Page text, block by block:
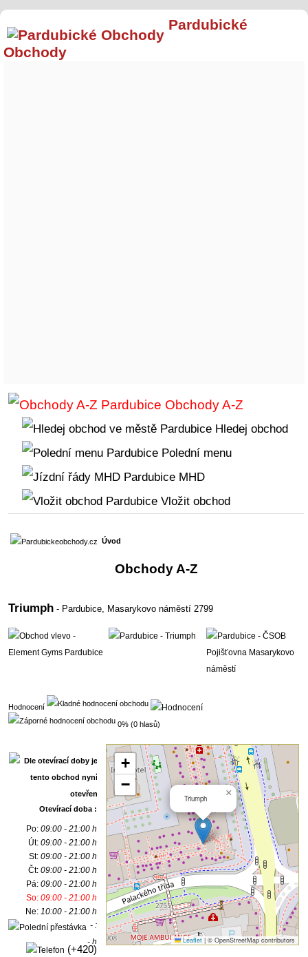
Pardubické
Obchody
Obchody A-Z
Hledej obchod
Polední menu
MHD
Vložit obchod
Úvod
Obchody A-Z
Triumph - Pardubice, Masarykovo náměstí 2799
Hodnocení
0% (0 hlasů)
Otevírací doba :
Po:09:00 - 21:00 h
Út:09:00 - 21:00 h
St:09:00 - 21:00 h
Čt:09:00 - 21:00 h
Pá:09:00 - 21:00 h
So:09:00 - 21:00 h
Ne:10:00 - 21:00 h
- :
- h
(+420)
Triumph ×
+
−
Leaflet |© OpenStreetMap contributors